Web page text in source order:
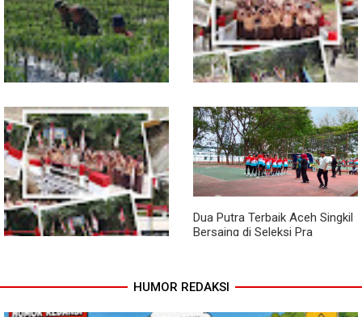
Pendampingan Babinsa
Dorong Petani Tingkatkan Hasil
Tanaman Cabai
Jembatan Garuda Rampung,
Akses Warga Teladan Baru–
Kuala Kepeng Kini Semakin
Lancar
Jembatan Garuda Rampung,
Dua Putra Terbaik Aceh Singkil
Bersaing di Seleksi Pra
HUMOR REDAKSI